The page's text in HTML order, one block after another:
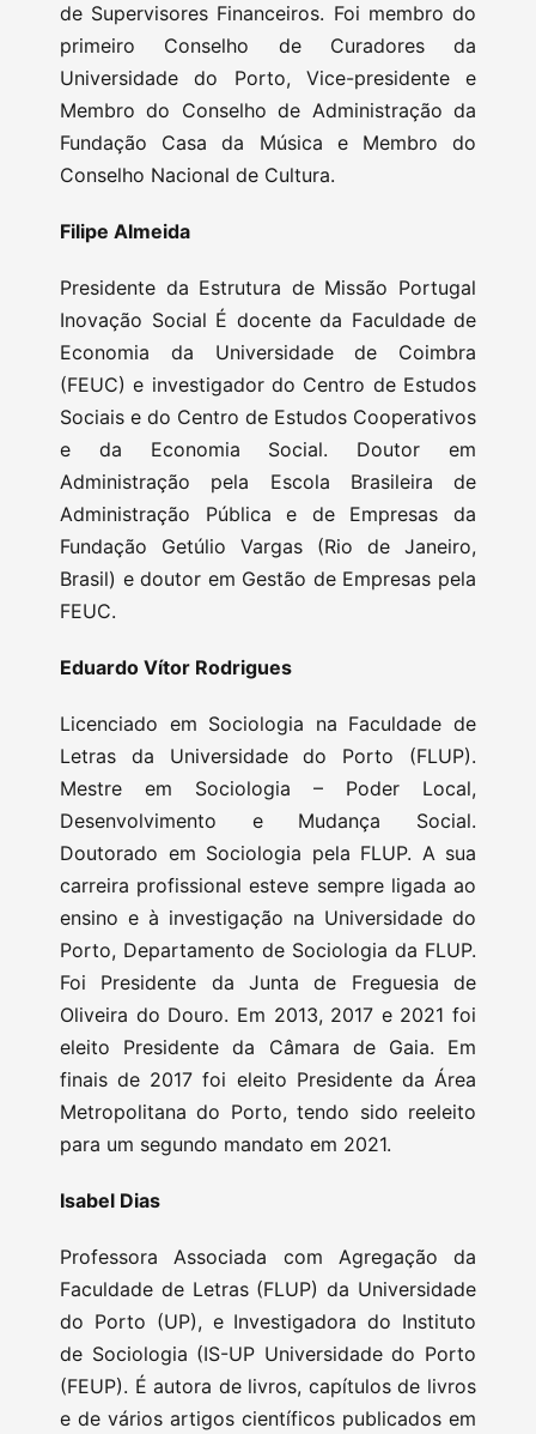
de Supervisores Financeiros. Foi membro do
primeiro Conselho de Curadores da
Universidade do Porto, Vice-presidente e
Membro do Conselho de Administração da
Fundação Casa da Música e Membro do
Conselho Nacional de Cultura.
Filipe Almeida
Presidente da Estrutura de Missão Portugal
Inovação Social É docente da Faculdade de
Economia da Universidade de Coimbra
(FEUC) e investigador do Centro de Estudos
Sociais e do Centro de Estudos Cooperativos
e da Economia Social. Doutor em
Administração pela Escola Brasileira de
Administração Pública e de Empresas da
Fundação Getúlio Vargas (Rio de Janeiro,
Brasil) e doutor em Gestão de Empresas pela
FEUC.
Eduardo Vítor Rodrigues
Licenciado em Sociologia na Faculdade de
Letras da Universidade do Porto (FLUP).
Mestre em Sociologia – Poder Local,
Desenvolvimento e Mudança Social.
Doutorado em Sociologia pela FLUP. A sua
carreira profissional esteve sempre ligada ao
ensino e à investigação na Universidade do
Porto, Departamento de Sociologia da FLUP.
Foi Presidente da Junta de Freguesia de
Oliveira do Douro. Em 2013, 2017 e 2021 foi
eleito Presidente da Câmara de Gaia. Em
finais de 2017 foi eleito Presidente da Área
Metropolitana do Porto, tendo sido reeleito
para um segundo mandato em 2021.
Isabel Dias
Professora Associada com Agregação da
Faculdade de Letras (FLUP) da Universidade
do Porto (UP), e Investigadora do Instituto
de Sociologia (IS-UP Universidade do Porto
(FEUP). É autora de livros, capítulos de livros
e de vários artigos científicos publicados em